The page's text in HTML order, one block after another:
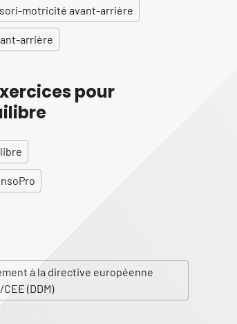
motricité avant-arrière
arrière
pour
à la directive européenne
(DDM)